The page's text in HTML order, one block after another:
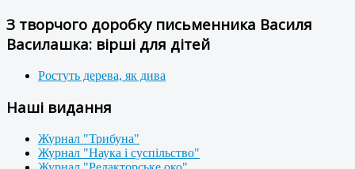
З творчого доробку письменника Василя
Василашка: вірші для дітей
Ростуть дерева, як дива
Наші видання
Журнал "Трибуна"
Журнал "Наука і суспільство"